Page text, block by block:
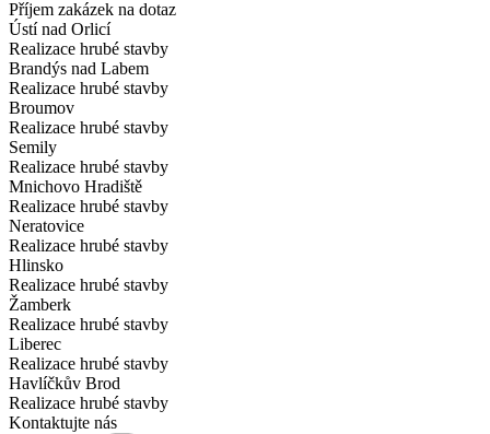
Příjem zakázek na dotaz
Ústí nad Orlicí
Realizace hrubé stavby
Brandýs nad Labem
Realizace hrubé stavby
Broumov
Realizace hrubé stavby
Semily
Realizace hrubé stavby
Mnichovo Hradiště
Realizace hrubé stavby
Neratovice
Realizace hrubé stavby
Hlinsko
Realizace hrubé stavby
Žamberk
Realizace hrubé stavby
Liberec
Realizace hrubé stavby
Havlíčkův Brod
Realizace hrubé stavby
Kontaktujte nás